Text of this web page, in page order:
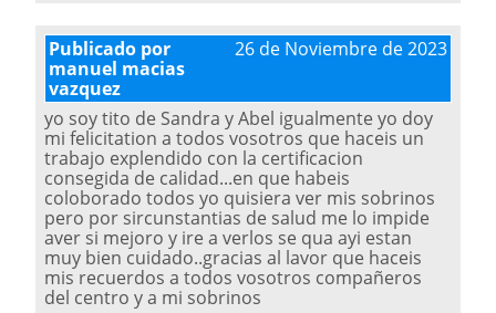
26 de Noviembre de 2023
Publicado por
manuel macias
vazquez
yo soy tito de Sandra y Abel igualmente yo doy
mi felicitation a todos vosotros que haceis un
trabajo explendido con la certificacion
consegida de calidad...en que habeis
coloborado todos yo quisiera ver mis sobrinos
pero por sircunstantias de salud me lo impide
aver si mejoro y ire a verlos se qua ayi estan
muy bien cuidado..gracias al lavor que haceis
mis recuerdos a todos vosotros compañeros
del centro y a mi sobrinos